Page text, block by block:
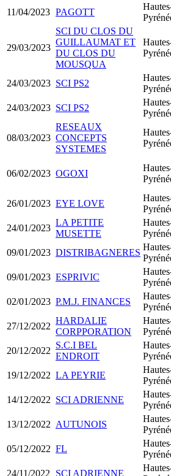
11/04/2023 PAGOTT
29/03/2023
SCI DU CLOS DU
GUILLAUMAT ET
DU CLOS DU
MOUSQUA
24/03/2023 SCI PS2
24/03/2023 SCI PS2
08/03/2023
RESEAUX
CONCEPTS
SYSTEMES
06/02/2023 OGOXI
26/01/2023 EYE LOVE
24/01/2023
LA PETITE
MUSETTE
09/01/2023 DISTRIBAGNERES
09/01/2023 ESPRIVIC
02/01/2023 P.M.J. FINANCES
27/12/2022
HARDALIE
CORPPORATION
20/12/2022
S.C.I BEL
ENDROIT
19/12/2022 LA PEYRIE
14/12/2022 SCI ADRIENNE
13/12/2022 AUTUNOIS
05/12/2022 FL
24/11/2022
SCI ADRIENNE